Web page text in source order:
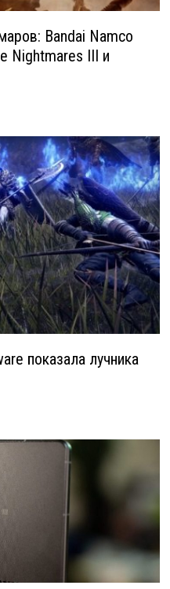
Bandai Namco
Nightmares III и
показала лучника